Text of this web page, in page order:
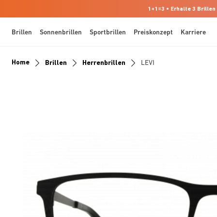
1+1=3 • Erhalte 3
Brillen Sonnenbrillen Sportbrillen Preiskonzept Karriere
Home Brillen Herrenbrillen LEVI